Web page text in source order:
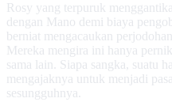
Rosy yang terpuruk
dengan Mano demi biaya
berniat mengacaukan
Mereka mengira ini hanya
sama lain. Siapa sangka, suatu
mengajaknya untuk menjadi
sesungguhnya.